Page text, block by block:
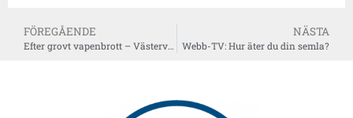
FÖREGÅENDE
Efter grovt vapenbrott – Västerviksmän begärs häktade
NÄSTA
Webb-TV: Hur äter du din semla?